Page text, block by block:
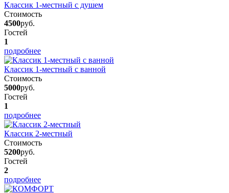
Классик 1-местный с душем
Стоимость
4500руб.
Гостей
1
подробнее
Классик 1-местный с ванной
Стоимость
5000руб.
Гостей
1
подробнее
Классик 2-местный
Стоимость
5200руб.
Гостей
2
подробнее